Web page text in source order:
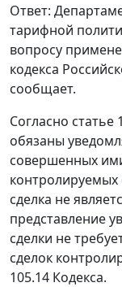
Ответ:
тарифной
вопросу
кодекса
сообщает.
Согласно
обязаны
совершенных
контролируемых
сделка не
представление
сделки не
сделок
105.14 Кодекса.